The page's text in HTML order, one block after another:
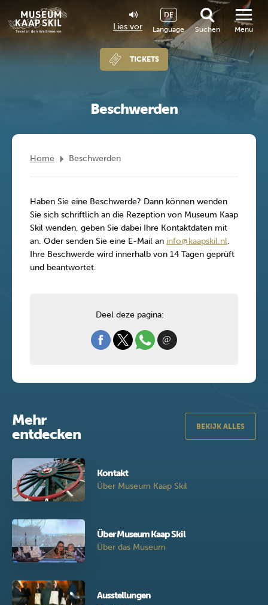
Lies vor Language
DE
Suchen
TICKETS
Menu
Beschwerden
Home Beschwerden
Haben Sie eine Beschwerde? Dann können wenden
Sie sich schriftlich an die Rezeption von Museum Kaap
Skil wenden, geben Sie dabei Ihre Kontaktdaten mit
an. Oder senden Sie eine E-Mail an info@kaapskil.nl.
Ihre Beschwerde wird innerhalb von 14 Tagen geprüft
und beantwortet.
Deel deze pagina:
Mehr
entdecken
BEKIJK ALLES
Kontakt
Über Museum Kaap Skil
Über Museum Kaap Skil
Über das Museum
Ausstellungen